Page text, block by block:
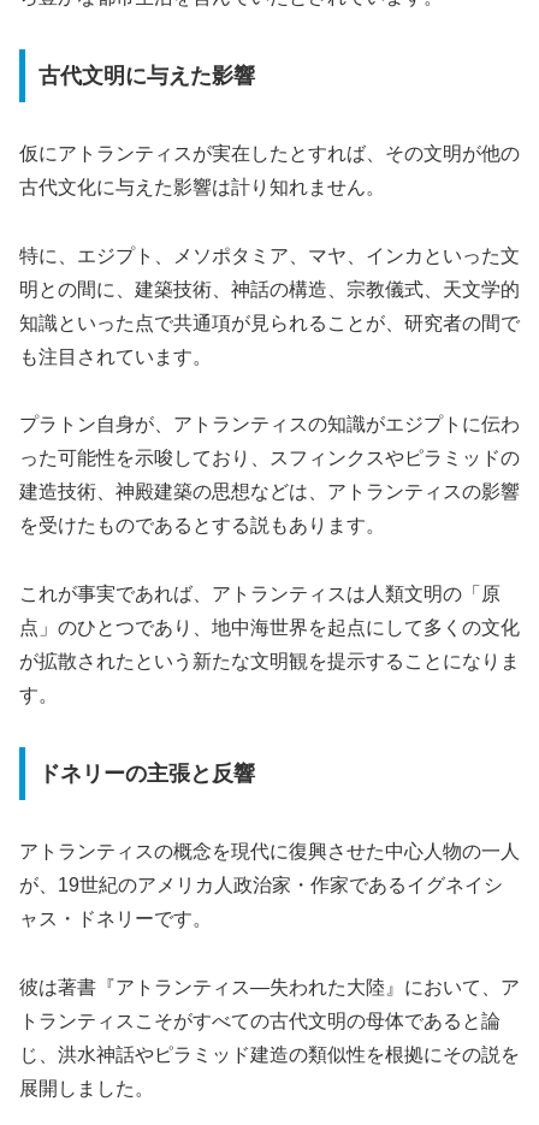
古代文明に与えた影響
仮にアトランティスが実在したとすれば、その文明が他の
古代文化に与えた影響は計り知れません。
特に、エジプト、メソポタミア、マヤ、インカといった文
明との間に、建築技術、神話の構造、宗教儀式、天文学的
知識といった点で共通項が見られることが、研究者の間で
も注目されています。
プラトン自身が、アトランティスの知識がエジプトに伝わ
った可能性を示唆しており、スフィンクスやピラミッドの
建造技術、神殿建築の思想などは、アトランティスの影響
を受けたものであるとする説もあります。
これが事実であれば、アトランティスは人類文明の「原
点」のひとつであり、地中海世界を起点にして多くの文化
が拡散されたという新たな文明観を提示することになりま
す。
ドネリーの主張と反響
アトランティスの概念を現代に復興させた中心人物の一人
が、19世紀のアメリカ人政治家・作家であるイグネイシ
ャス・ドネリーです。
彼は著書『アトランティス―失われた大陸』において、ア
トランティスこそがすべての古代文明の母体であると論
じ、洪水神話やピラミッド建造の類似性を根拠にその説を
展開しました。